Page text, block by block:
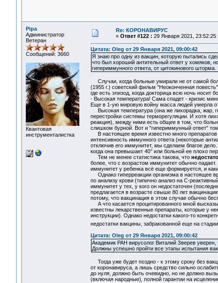
Pipa
Администратор
Ветеран
Сообщений: 3660
Квантовая
инструменталистка
Re: КОРОНАВИРУС
« Ответ #122 : 29 Января 2021, 23:52:25
Цитата: Oleg от 29 Января 2021, 09:00:42
Я знаю про одну из вакцин, которую пытались
что был хороший антительный ответ у хомяков,
гипериммунного ответа, от цитокинового шторма.
Случаи, когда больные умирали не от самой
(1955 г.) советский фильм "Неоконченная
где есть эпизод, когда докторица всю ночь носит
- Высокая температура! Сама спадет - кризис
Еще в 1-ую мировую войну масса людей умерла
Высокая температура (она же лихорадка, жар,
перестройки системы терморегуляции. И хотя
реакция), между ними есть общее в том, что
слишком бурной. Вот и "гипериммунный ответ"
В настоящее время известно много
интенсивность иммунного ответа (некоторые
отключив его иммунитет, мы сделаем благое
когда она превышает 40° или больной ее плохо
Тем не менее статистика такова, что
более, что с возрастом иммунитет обычно
иммунитет у ребенка всё еще формируется, и
Однако гиперреакции организма в настоящее
по анализу крови (типично анализ на С-
иммунитет у тех, у кого он недостаточен
предлагается в возрасте свыше 80 лет
потому, что вакцинация в этом случае обычно
А что касается процитированного мной
известны лекарственные препараты, которые у
инструкции). Однако недостатки какого-то
недостатки вакцины, забракованной еще на
Цитата: Oleg от 29 Января 2021, 09:00:42
Академик РАН вирусолог Виталий Зверев уверен,
Должны успешно пройти все этапы испытания
Тогда уже будет поздно - к этому сроку без
от коронавируса, а лишь средство сильно
до нуля, должно быть очевидно, но не должно
(включая народные), полной гарантии на